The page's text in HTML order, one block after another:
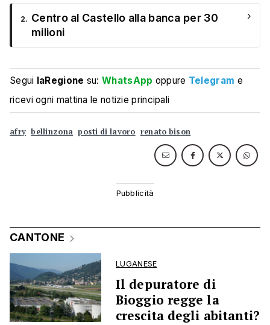
2. Centro al Castello alla banca per 30
milioni
›
Segui laRegione su:WhatsApp oppure Telegram e
ricevi ogni mattina le notizie principali
afry bellinzona posti di lavoro renato bison
CANTONE
LUGANESE
Il depuratore di
Bioggio regge la
crescita degli abitanti?